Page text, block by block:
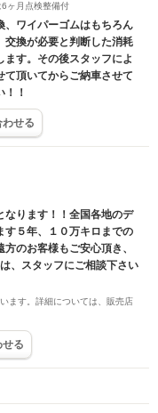
ヶ月点検整備付
、ワイパーゴムはもちろん
交換が必要と判断した消耗
す。その後スタッフによ
て頂いてからご納車させて
！
せる
なります！！全国各地のデ
す５年、１０万キロまでの
のお客様もご安心頂き、
、スタッフにご相談下さい
ます。詳細については、販売店
る